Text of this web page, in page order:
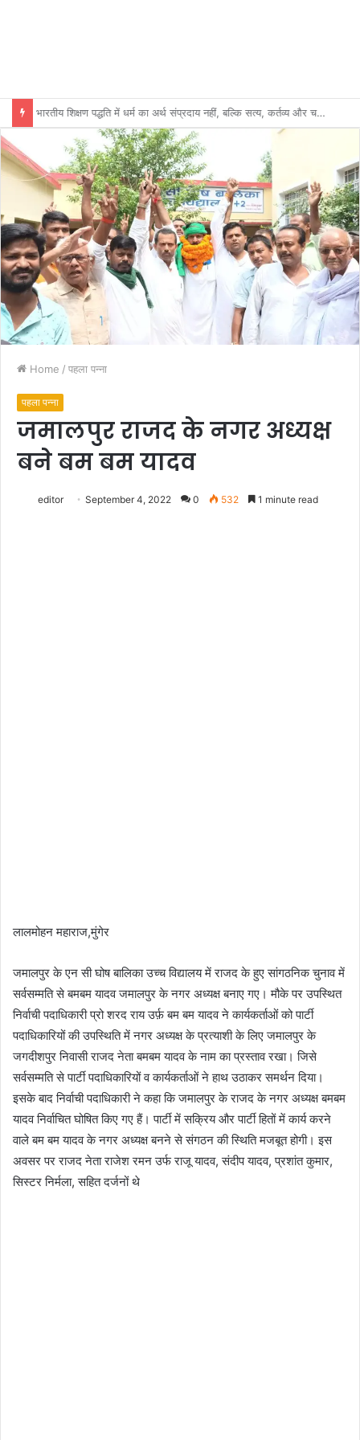
भारतीय शिक्षण पद्धति में धर्म का अर्थ संप्रदाय नहीं, बल्कि सत्य, कर्तव्य और चरित्र निर्माण है: विजय प्रकाश
Home / पहला पन्ना
पहला पन्ना
जमालपुर राजद के नगर अध्यक्ष
बने बम बम यादव
editor September 4, 2022 0 532 1 minute read
लालमोहन महाराज,मुंगेर
जमालपुर के एन सी घोष बालिका उच्च विद्यालय में राजद के हुए सांगठनिक चुनाव में
सर्वसम्मति से बमबम यादव जमालपुर के नगर अध्यक्ष बनाए गए। मौके पर उपस्थित
निर्वाची पदाधिकारी प्रो शरद राय उर्फ़ बम बम यादव ने कार्यकर्ताओं को पार्टी
पदाधिकारियों की उपस्थिति में नगर अध्यक्ष के प्रत्याशी के लिए जमालपुर के
जगदीशपुर निवासी राजद नेता बमबम यादव के नाम का प्रस्ताव रखा। जिसे
सर्वसम्मति से पार्टी पदाधिकारियों व कार्यकर्ताओं ने हाथ उठाकर समर्थन दिया।
इसके बाद निर्वाची पदाधिकारी ने कहा कि जमालपुर के राजद के नगर अध्यक्ष बमबम
यादव निर्वाचित घोषित किए गए हैं। पार्टी में सक्रिय और पार्टी हितों में कार्य करने
वाले बम बम यादव के नगर अध्यक्ष बनने से संगठन की स्थिति मजबूत होगी। इस
अवसर पर राजद नेता राजेश रमन उर्फ राजू यादव, संदीप यादव, प्रशांत कुमार,
सिस्टर निर्मला, सहित दर्जनों थे